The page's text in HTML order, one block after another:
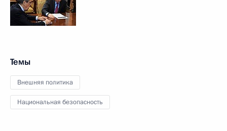
Темы
Внешняя политика
Национальная безопасность